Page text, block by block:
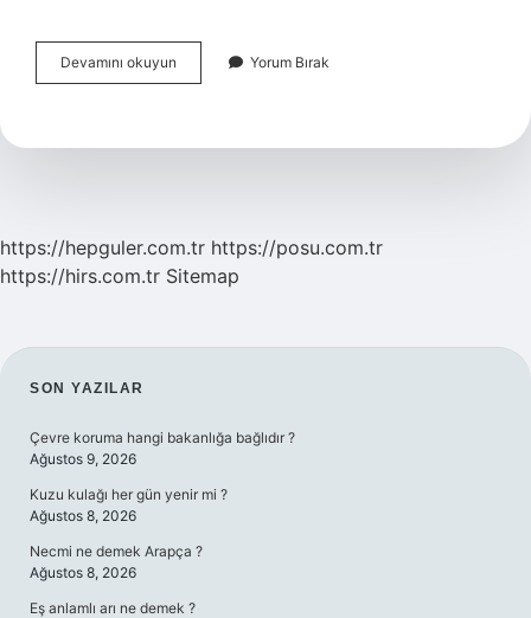
Devamını okuyun
Cisim
Yorum Bırak
https://hepguler.com.tr https://posu.com.tr
https://hirs.com.tr Sitemap
SIDEBAR
SON YAZILAR
Çevre koruma hangi bakanlığa bağlıdır ?
Ağustos 9, 2026
Kuzu kulağı her gün yenir mi ?
Ağustos 8, 2026
Necmi ne demek Arapça ?
Ağustos 8, 2026
Eş anlamlı arı ne demek ?